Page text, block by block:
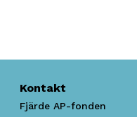
Kontakt
Fjärde AP-fonden